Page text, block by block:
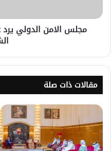
مجلس الامن الدولي يرد
مقالات ذات صلة